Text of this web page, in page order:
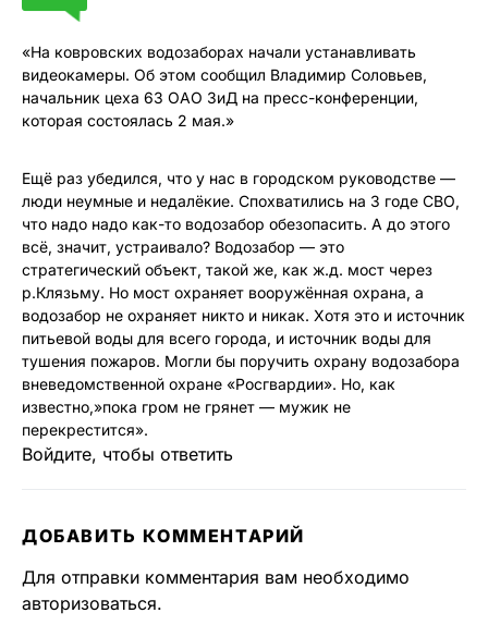
«На ковровских водозаборах начали устанавливать
видеокамеры. Об этом сообщил Владимир Соловьев,
начальник цеха 63 ОАО ЗиД на пресс-конференции,
которая состоялась 2 мая.»
Ещё раз убедился, что у нас в городском руководстве —
люди неумные и недалёкие. Спохватились на 3 годе СВО,
что надо надо как-то водозабор обезопасить. А до этого
всё, значит, устраивало? Водозабор — это
стратегический объект, такой же, как ж.д. мост через
р.Клязьму. Но мост охраняет вооружённая охрана, а
водозабор не охраняет никто и никак. Хотя это и источник
питьевой воды для всего города, и источник воды для
тушения пожаров. Могли бы поручить охрану водозабора
вневедомственной охране «Росгвардии». Но, как
известно,»пока гром не грянет — мужик не
перекрестится».
Войдите, чтобы ответить
ДОБАВИТЬ КОММЕНТАРИЙ
Для отправки комментария вам необходимо
авторизоваться.